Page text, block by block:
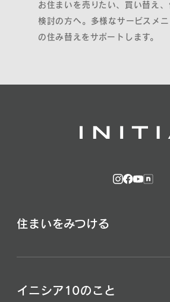
お住まいを売りたい、買い替え
検討の方へ。多様なサービスメニ
の住み替えをサポートします。
住まいをみつける
イニシア10のこと